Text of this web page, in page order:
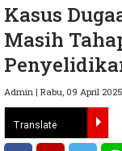
Kasus
Masih
Admin | Rabu, 09 April